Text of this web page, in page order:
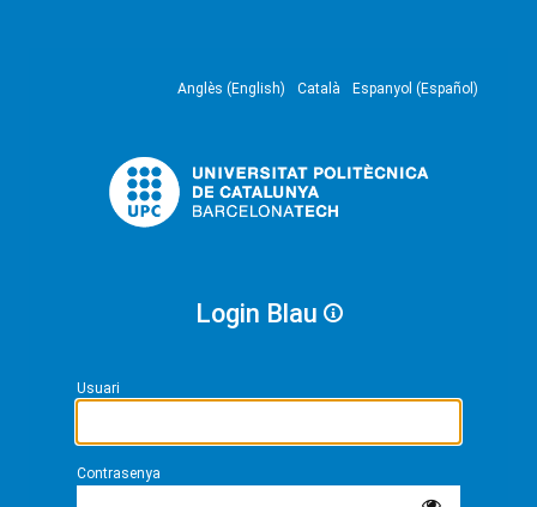
Anglès (English) Català Espanyol (Español)
Login Blau
Usuari
Contrasenya